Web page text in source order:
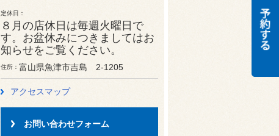
定休日
８月の店休日は毎週火曜日で
す。お盆休みにつきましてはお
知らせをご覧ください。
住所 富山県魚津市吉島 2-1205
アクセスマップ
お問い合わせフォーム